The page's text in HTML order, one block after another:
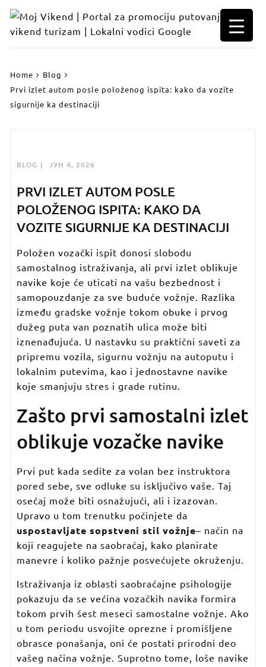
Skip
content
Home
Blog
Prvi izlet autom posle položenog ispita: kako da vozite
sigurnije ka destinaciji
BLOG ЈУН 4, 2026
PRVI IZLET AUTOM POSLE
POLOŽENOG ISPITA: KAKO DA
VOZITE SIGURNIJE KA DESTINACIJI
Položen vozački ispit donosi slobodu
samostalnog istraživanja, ali prvi izlet oblikuje
navike koje će uticati na vašu bezbednost i
samopouzdanje za sve buduće vožnje. Razlika
između gradske vožnje tokom obuke i prvog
dužeg puta van poznatih ulica može biti
iznenađujuća. U nastavku su praktični saveti za
pripremu vozila, sigurnu vožnju na autoputu i
lokalnim putevima, kao i jednostavne navike
koje smanjuju stres i grade rutinu.
Zašto prvi samostalni izlet
oblikuje vozačke navike
Prvi put kada sedite za volan bez instruktora
pored sebe, sve odluke su isključivo vaše. Taj
osećaj može biti osnažujući, ali i izazovan.
Upravo u tom trenutku počinjete da
uspostavljate sopstveni stil vožnje– način na
koji reagujete na saobraćaj, kako planirate
manevre i koliko pažnje posvećujete okruženju.
Istraživanja iz oblasti saobraćajne psihologije
pokazuju da se većina vozačkih navika formira
tokom prvih šest meseci samostalne vožnje. Ako
u tom periodu usvojite oprezne i promišljene
obrasce ponašanja, oni će postati prirodni deo
vašeg načina vožnje. Suprotno tome, loše navike